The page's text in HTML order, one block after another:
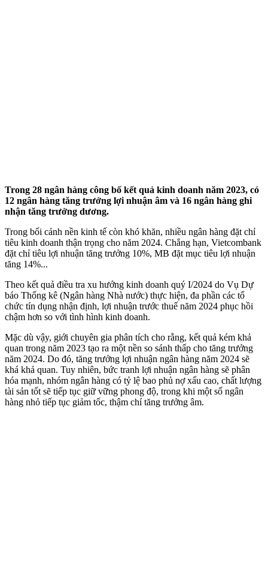
Trong 28 ngân hàng công bố kết quả kinh doanh năm 2023, có
12 ngân hàng tăng trưởng lợi nhuận âm và 16 ngân hàng ghi
nhận tăng trưởng dương.
Trong bối cảnh nền kinh tế còn khó khăn, nhiều ngân hàng đặt chỉ
tiêu kinh doanh thận trọng cho năm 2024. Chẳng hạn, Vietcombank
đặt chỉ tiêu lợi nhuận tăng trưởng 10%, MB đặt mục tiêu lợi nhuận
tăng 14%...
Theo kết quả điều tra xu hướng kinh doanh quý I/2024 do Vụ Dự
báo Thống kê (Ngân hàng Nhà nước) thực hiện, đa phần các tổ
chức tín dụng nhận định, lợi nhuận trước thuế năm 2024 phục hồi
chậm hơn so với tình hình kinh doanh.
Mặc dù vậy, giới chuyên gia phân tích cho rằng, kết quả kém khả
quan trong năm 2023 tạo ra một nền so sánh thấp cho tăng trưởng
năm 2024. Do đó, tăng trưởng lợi nhuận ngân hàng năm 2024 sẽ
khá khả quan. Tuy nhiên, bức tranh lợi nhuận ngân hàng sẽ phân
hóa mạnh, nhóm ngân hàng có tỷ lệ bao phủ nợ xấu cao, chất lượng
tài sản tốt sẽ tiếp tục giữ vững phong độ, trong khi một số ngân
hàng nhỏ tiếp tục giảm tốc, thậm chí tăng trưởng âm.